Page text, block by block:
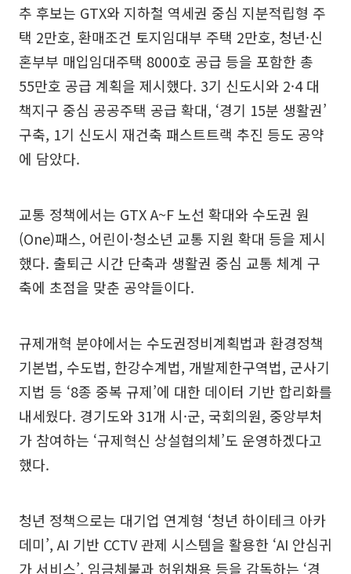
추 후보는 GTX와 지하철 역세권 중심 지분적립형 주
택 2만호, 환매조건 토지임대부 주택 2만호, 청년·신
혼부부 매입임대주택 8000호 공급 등을 포함한 총
55만호 공급 계획을 제시했다. 3기 신도시와 2·4 대
책지구 중심 공공주택 공급 확대, ‘경기 15분 생활권’
구축, 1기 신도시 재건축 패스트트랙 추진 등도 공약
에 담았다.
교통 정책에서는 GTX A~F 노선 확대와 수도권 원
(One)패스, 어린이·청소년 교통 지원 확대 등을 제시
했다. 출퇴근 시간 단축과 생활권 중심 교통 체계 구
축에 초점을 맞춘 공약들이다.
규제개혁 분야에서는 수도권정비계획법과 환경정책
기본법, 수도법, 한강수계법, 개발제한구역법, 군사기
지법 등 ‘8종 중복 규제’에 대한 데이터 기반 합리화를
내세웠다. 경기도와 31개 시·군, 국회의원, 중앙부처
가 참여하는 ‘규제혁신 상설협의체’도 운영하겠다고
했다.
청년 정책으로는 대기업 연계형 ‘청년 하이테크 아카
데미’, AI 기반 CCTV 관제 시스템을 활용한 ‘AI 안심귀
가 서비스’, 임금체불과 허위채용 등을 감독하는 ‘경